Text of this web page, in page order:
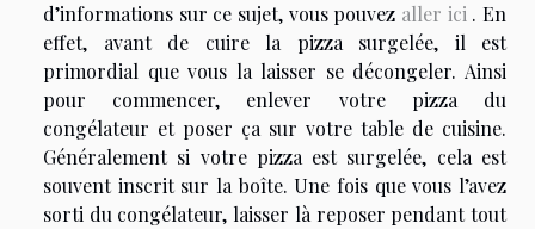
d’informations sur ce sujet, vous pouvez aller ici. En
effet, avant de cuire la pizza surgelée, il est
primordial que vous la laisser se décongeler. Ainsi
pour commencer, enlever votre pizza du
congélateur et poser ça sur votre table de cuisine.
Généralement si votre pizza est surgelée, cela est
souvent inscrit sur la boîte. Une fois que vous l’avez
sorti du congélateur, laisser là reposer pendant tout